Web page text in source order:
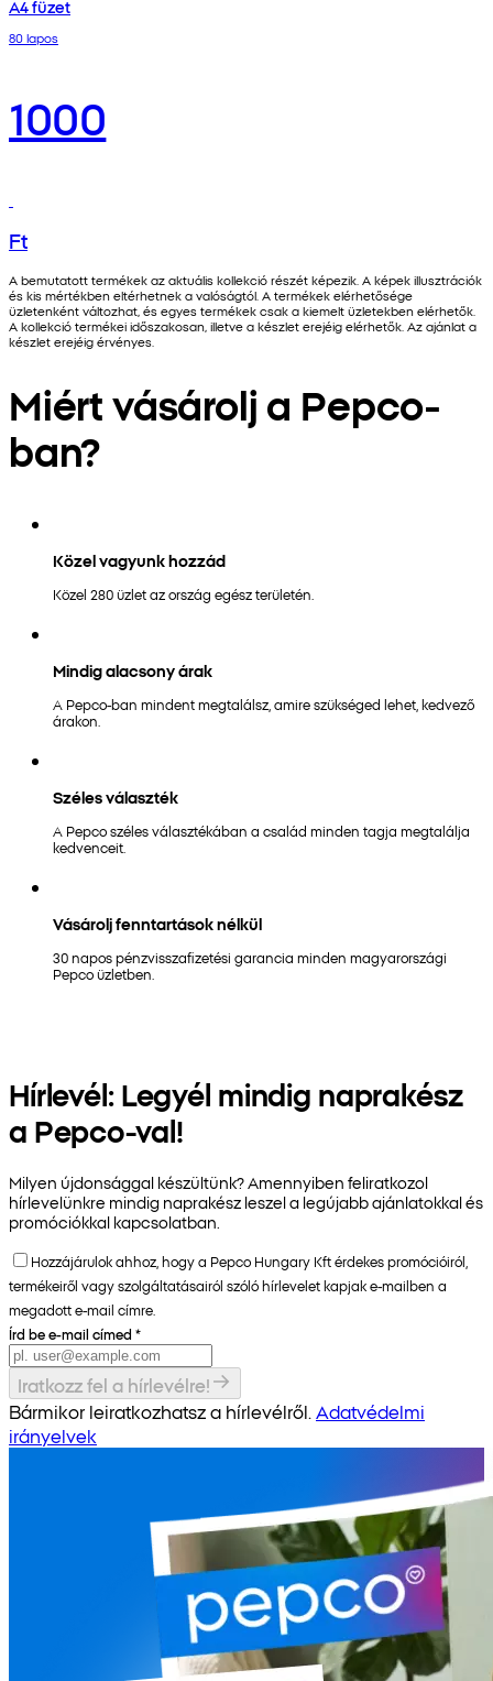
A4 füzet
80 lapos
1000
Ft
A bemutatott termékek az aktuális kollekció részét képezik. A képek illusztrációk
és kis mértékben eltérhetnek a valóságtól. A termékek elérhetősége
üzletenként változhat, és egyes termékek csak a kiemelt üzletekben elérhetők.
A kollekció termékei időszakosan, illetve a készlet erejéig elérhetők. Az ajánlat a
készlet erejéig érvényes.
Miért vásárolj a Pepco-
ban?
Közel vagyunk hozzád
Közel 280 üzlet az ország egész területén.
Mindig alacsony árak
A Pepco-ban mindent megtalálsz, amire szükséged lehet, kedvező
árakon.
Széles választék
A Pepco széles választékában a család minden tagja megtalálja
kedvenceit.
Vásárolj fenntartások nélkül
30 napos pénzvisszafizetési garancia minden magyarországi
Pepco üzletben.
Hírlevél: Legyél mindig naprakész
a Pepco-val!
Milyen újdonsággal készültünk? Amennyiben feliratkozol
hírlevelünkre mindig naprakész leszel a legújabb ajánlatokkal és
promóciókkal kapcsolatban.
Hozzájárulok ahhoz, hogy a Pepco Hungary Kft érdekes promócióiról,
termékeiről vagy szolgáltatásairól szóló hírlevelet kapjak e-mailben a
megadott e-mail címre.
Írd be e-mail címed *
Iratkozz fel a hírlevélre!
Bármikor leiratkozhatsz a hírlevélről. Adatvédelmi
irányelvek